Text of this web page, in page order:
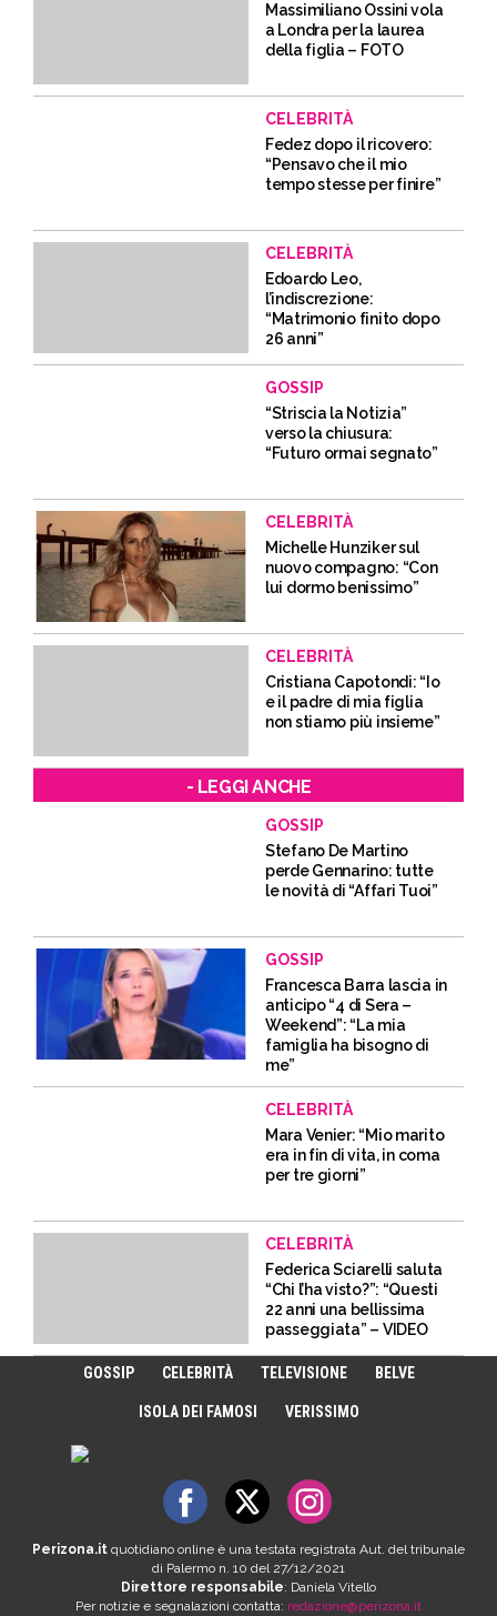
Massimiliano Ossini vola
a Londra per la laurea
della figlia – FOTO
CELEBRITÀ
Fedez dopo il ricovero:
“Pensavo che il mio
tempo stesse per finire”
CELEBRITÀ
Edoardo Leo,
l’indiscrezione:
“Matrimonio finito dopo
26 anni”
GOSSIP
“Striscia la Notizia”
verso la chiusura:
“Futuro ormai segnato”
CELEBRITÀ
Michelle Hunziker sul
nuovo compagno: “Con
lui dormo benissimo”
CELEBRITÀ
Cristiana Capotondi: “Io
e il padre di mia figlia
non stiamo più insieme”
- LEGGI ANCHE
GOSSIP
Stefano De Martino
perde Gennarino: tutte
le novità di “Affari Tuoi”
GOSSIP
Francesca Barra lascia in
anticipo “4 di Sera –
Weekend”: “La mia
famiglia ha bisogno di
me”
CELEBRITÀ
Mara Venier: “Mio marito
era in fin di vita, in coma
per tre giorni”
CELEBRITÀ
Federica Sciarelli saluta
“Chi l’ha visto?”: “Questi
22 anni una bellissima
passeggiata” – VIDEO
GOSSIP CELEBRITÀ TELEVISIONE BELVE
ISOLA DEI FAMOSI VERISSIMO
Perizona.it quotidiano online è una testata registrata Aut. del tribunale
di Palermo n. 10 del 27/12/2021
Direttore responsabile: Daniela Vitello
Per notizie e segnalazioni contatta: redazione@perizona.it